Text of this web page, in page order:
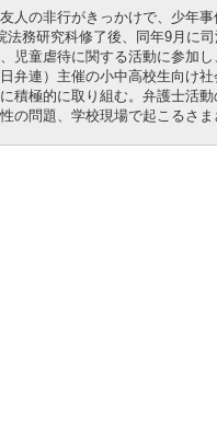
人の非行がきっかけで、少年
法務研究科修了後、同年9月に
児童虐待に関する活動に参加
弁連）主催の小中高校生向け
積極的に取り組む。弁護士活
の問題、学校現場で起こるさま